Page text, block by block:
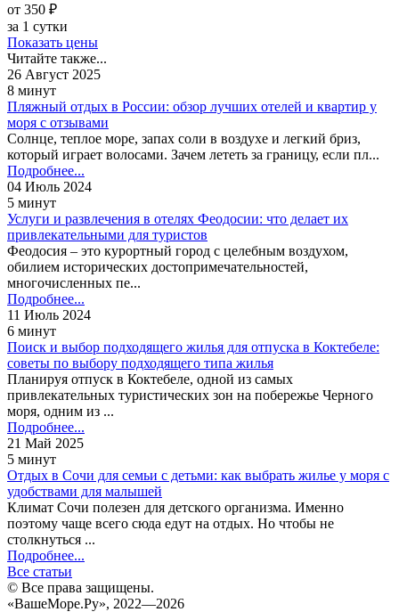
от 350 ₽
за 1 сутки
Показать цены
Читайте также...
26 Август 2025
8 минут
Пляжный отдых в России: обзор лучших отелей и квартир у
моря с отзывами
Солнце, теплое море, запах соли в воздухе и легкий бриз,
который играет волосами. Зачем лететь за границу, если пл...
Подробнее...
04 Июль 2024
5 минут
Услуги и развлечения в отелях Феодосии: что делает их
привлекательными для туристов
Феодосия – это курортный город с целебным воздухом,
обилием исторических достопримечательностей,
многочисленных пе...
Подробнее...
11 Июль 2024
6 минут
Поиск и выбор подходящего жилья для отпуска в Коктебеле:
советы по выбору подходящего типа жилья
Планируя отпуск в Коктебеле, одной из самых
привлекательных туристических зон на побережье Черного
моря, одним из ...
Подробнее...
21 Май 2025
5 минут
Отдых в Сочи для семьи с детьми: как выбрать жилье у моря с
удобствами для малышей
Климат Сочи полезен для детского организма. Именно
поэтому чаще всего сюда едут на отдых. Но чтобы не
столкнуться ...
Подробнее...
Все статьи
© Все права защищены.
«ВашеМоре.Ру», 2022—2026